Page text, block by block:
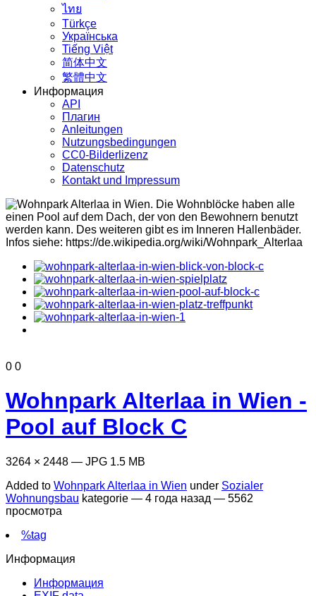
ไทย
Türkçe
Українська
Tiếng Việt
简体中文
繁體中文
Информация
API
Плагин
Anleitungen
Nutzungsbedingungen
CC0-Bilderlizenz
Datenschutz
Kontakt und Impressum
0 0
Wohnpark Alterlaa in Wien -
Pool auf Block C
3264 × 2448 — JPG 1.5 MB
Added to Wohnpark Alterlaa in Wien under Sozialer
Wohnungsbau kategorie — 4 года назад — 5562
просмотра
%tag
Информация
Информация